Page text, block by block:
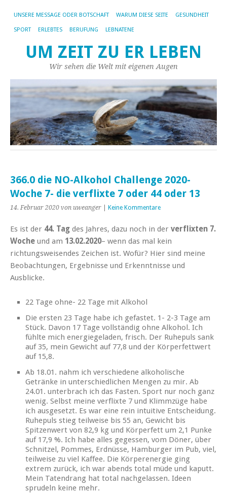
UNSERE MESSAGE ODER BOTSCHAFT WARUM DIESE SEITE GESUNDHEIT
SPORT ERLEBTES BERUFUNG LEBNATENE
UM ZEIT ZU ER LEBEN
Wir sehen die Welt mit eigenen Augen
366.0 die NO-Alkohol Challenge 2020-
Woche 7- die verflixte 7 oder 44 oder 13
14. Februar 2020 von uweanger Keine Kommentare
Es ist der 44. Tag des Jahres, dazu noch in der verflixten 7.
Woche und am 13.02.2020– wenn das mal kein
richtungsweisendes Zeichen ist. Wofür? Hier sind meine
Beobachtungen, Ergebnisse und Erkenntnisse und
Ausblicke.
22 Tage ohne- 22 Tage mit Alkohol
Die ersten 23 Tage habe ich gefastet. 1- 2-3 Tage am
Stück. Davon 17 Tage vollständig ohne Alkohol. Ich
fühlte mich energiegeladen, frisch. Der Ruhepuls sank
auf 35, mein Gewicht auf 77,8 und der Körperfettwert
auf 15,8.
Ab 18.01. nahm ich verschiedene alkoholische
Getränke in unterschiedlichen Mengen zu mir. Ab
24.01. unterbrach ich das Fasten. Sport nur noch ganz
wenig. Selbst meine verflixte 7 und Klimmzüge habe
ich ausgesetzt. Es war eine rein intuitive Entscheidung.
Ruhepuls stieg teilweise bis 55 an, Gewicht bis
Spitzenwert von 82,9 kg und Körperfett um 2,1 Punke
auf 17,9 %. Ich habe alles gegessen, vom Döner, über
Schnitzel, Pommes, Erdnüsse, Hamburger im Pub, viel,
teilweise zu viel Kaffee. Die Körperenergie ging
extrem zurück, ich war abends total müde und kaputt.
Mein Tatendrang hat total nachgelassen. Ideen
sprudeln keine mehr.